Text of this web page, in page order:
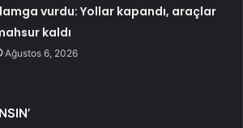
vurdu: Yollar kapandı, araçlar
kaldı
Ağustos 6, 2026